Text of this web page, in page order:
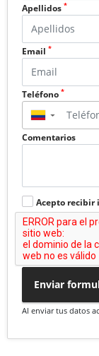
Apellidos *
Email *
Teléfono *
▼
Comentarios
Acepto recibir
Enviar
Al enviar tus datos